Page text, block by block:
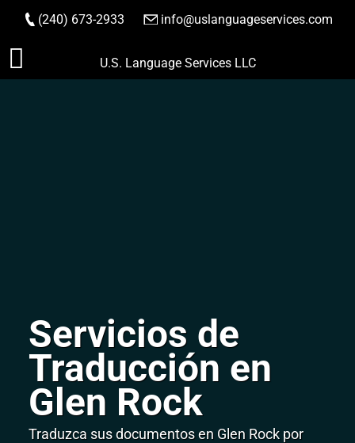
Saltar
(240) 673-2933 info@uslanguageservices.com
HACER PEDIDO
U.S. Language Services LLC
Servicios de
Traducción en
Glen Rock
Traduzca sus documentos en Glen Rock por